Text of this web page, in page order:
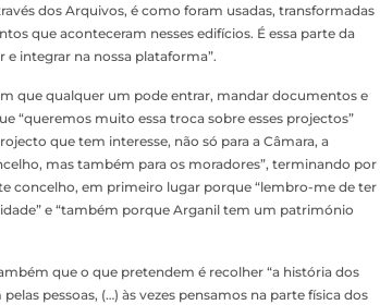
dos Arquivos, é como foram usadas, transformadas
que aconteceram nesses edifícios. É essa parte da
integrar na nossa plataforma”.
que qualquer um pode entrar, mandar documentos e
“queremos muito essa troca sobre esses projectos”
que tem interesse, não só para a Câmara, a
mas também para os moradores”, terminando por
concelho, em primeiro lugar porque “lembro-me de ter
e “também porque Arganil tem um património
que o que pretendem é recolher “a história dos
pessoas, (…) às vezes pensamos na parte física dos